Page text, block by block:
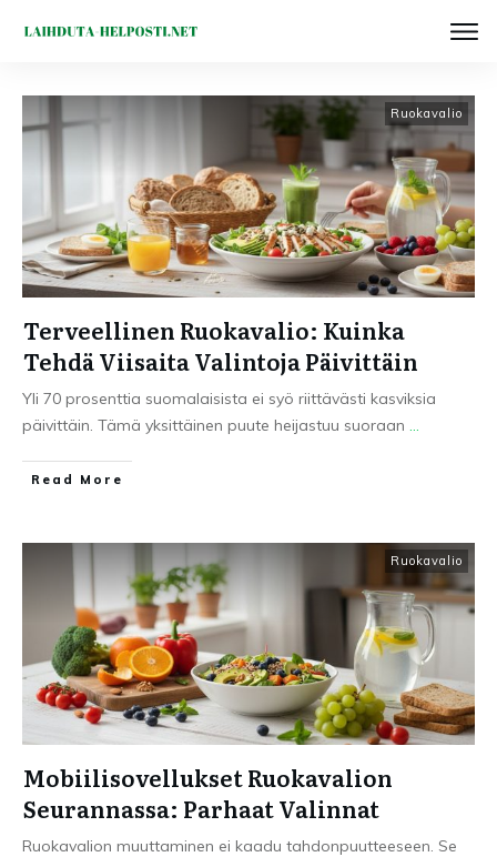
Ruokavalio
Terveellinen Ruokavalio: Kuinka
Tehdä Viisaita Valintoja Päivittäin
Yli 70 prosenttia suomalaisista ei syö riittävästi kasviksia
päivittäin. Tämä yksittäinen puute heijastuu suoraan ...
Read More
Ruokavalio
Mobiilisovellukset Ruokavalion
Seurannassa: Parhaat Valinnat
Ruokavalion muuttaminen ei kaadu tahdonpuutteeseen. Se